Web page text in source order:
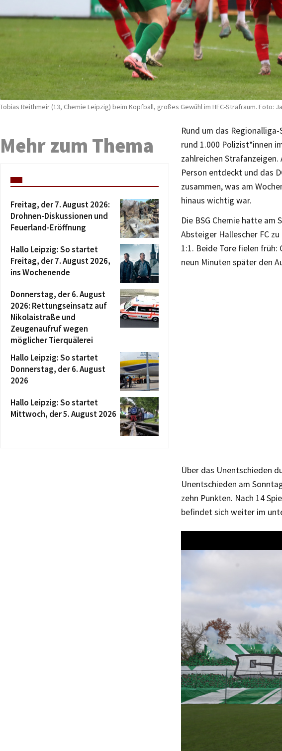
Tobias Reithmeir (13, Chemie Leipzig) beim Kopfball, großes Gewühl im HFC-Strafraum. Foto:
Rund um das
rund 1.000 Polizist*innen
zahlreichen
Person entdeckt und das
zusammen, was am
hinaus wichtig war.
Die BSG Chemie hatte
Absteiger Hallescher FC
1:1. Beide Tore fielen früh:
neun Minuten später den
Über das Unentschieden
Unentschieden am
zehn Punkten. Nach 14
befindet sich weiter im
Mehr zum Thema
Freitag, der 7. August 2026:
Drohnen-Diskussionen und
Feuerland-Eröffnung
Hallo Leipzig: So startet
Freitag, der 7. August 2026,
ins Wochenende
Donnerstag, der 6. August
2026: Rettungseinsatz auf
Nikolaistraße und
Zeugenaufruf wegen
möglicher Tierquälerei
Hallo Leipzig: So startet
Donnerstag, der 6. August
2026
Hallo Leipzig: So startet
Mittwoch, der 5. August 2026